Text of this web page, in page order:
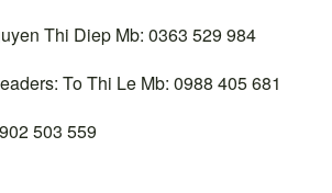
Thi Diep Mb: 0363 529 984
To Thi Le Mb: 0988 405 681
503 559